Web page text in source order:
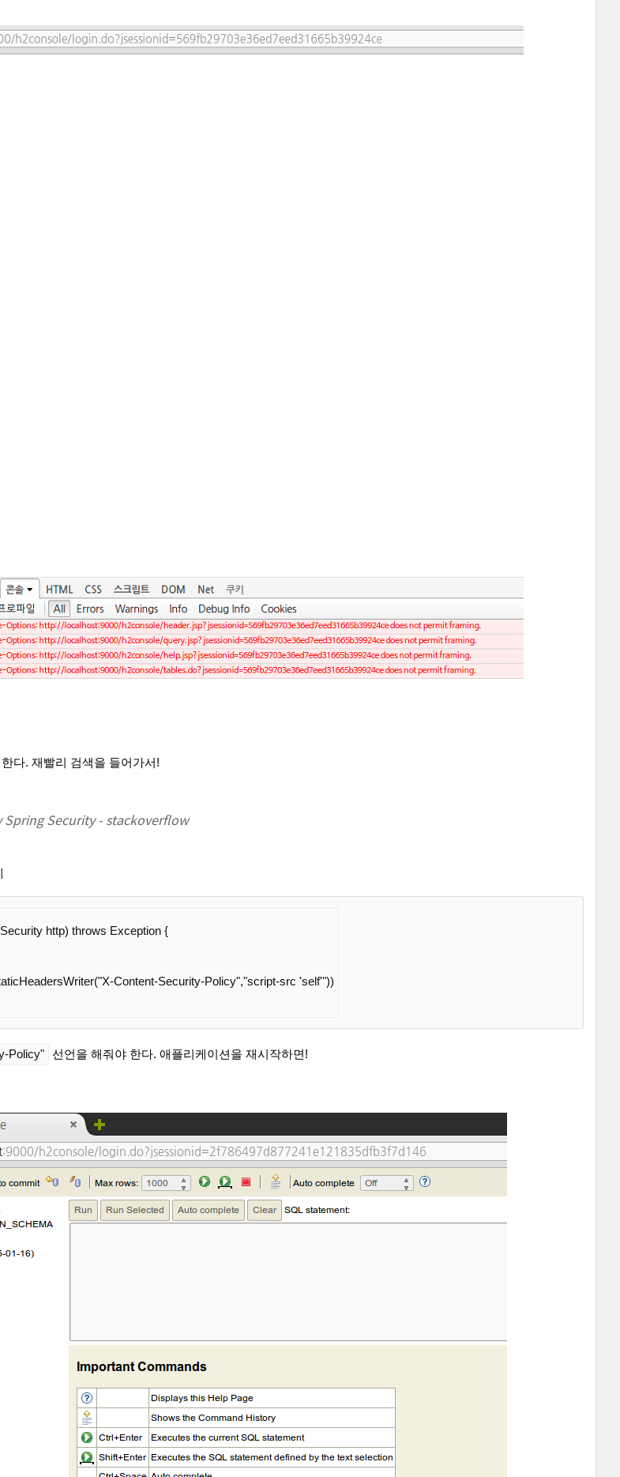
다. 재빨리 검색을 들어가서!
http) throws Exception {
"X-Content-Security-Policy","script-src 'self'"))
Policy" 선언을 해줘야 한다. 애플리케이션을 재시작하면!